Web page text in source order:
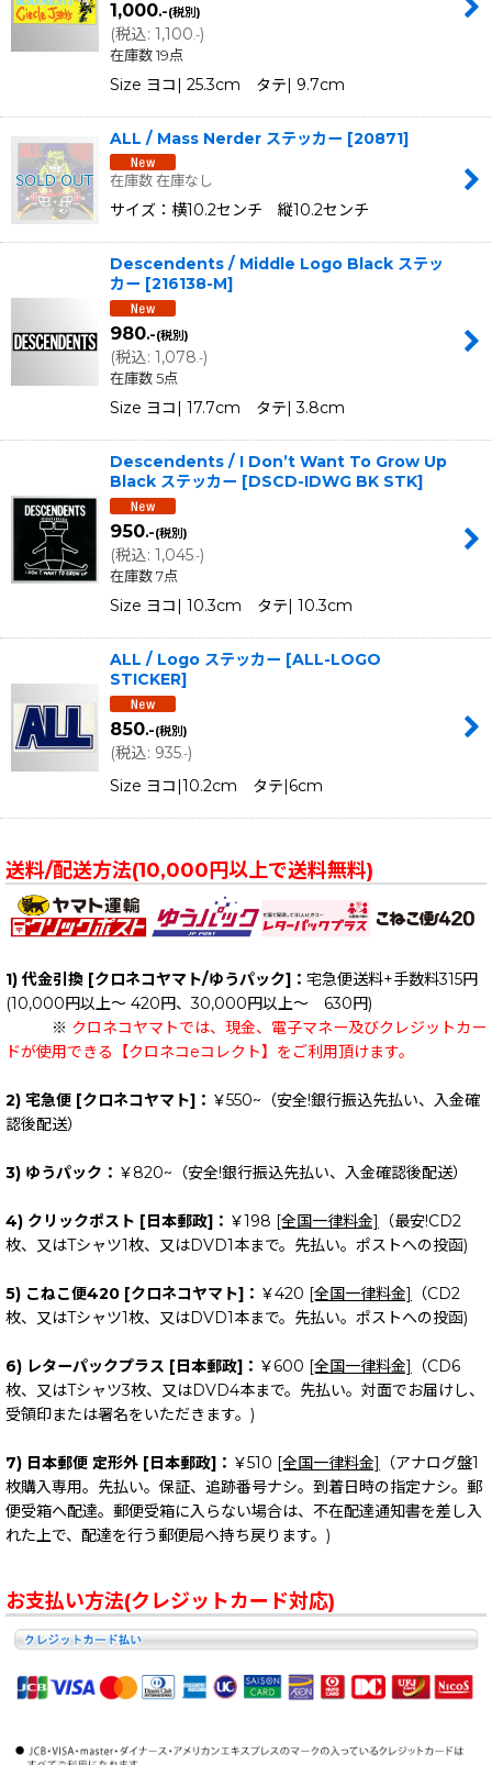
1,000.-(税別)
(税込: 1,100.-)
在庫数 19点
Size ヨコ| 25.3cm タテ| 9.7cm
ALL / Mass Nerder ステッカー [20871]
在庫数 在庫なし
サイズ：横10.2センチ 縦10.2センチ
Descendents / Middle Logo Black ステッ
カー [216138-M]
980.-(税別)
(税込: 1,078.-)
在庫数 5点
Size ヨコ| 17.7cm タテ| 3.8cm
Descendents / I Don’t Want To Grow Up
Black ステッカー [DSCD-IDWG BK STK]
950.-(税別)
(税込: 1,045.-)
在庫数 7点
Size ヨコ| 10.3cm タテ| 10.3cm
ALL / Logo ステッカー [ALL-LOGO
STICKER]
850.-(税別)
(税込: 935.-)
Size ヨコ|10.2cm タテ|6cm
送料/配送方法(10,000円以上で送料無料)
1) 代金引換 [クロネコヤマト/ゆうパック]： 宅急便送料+手数料315円
(10,000円以上～ 420円、30,000円以上～ 630円)
※ クロネコヤマトでは、現金、電子マネー及びクレジットカー
ドが使用できる【クロネコeコレクト】をご利用頂けます。
2) 宅急便 [クロネコヤマト]： ￥550~（安全!銀行振込先払い、入金確
認後配送）
3) ゆうパック： ￥820~（安全!銀行振込先払い、入金確認後配送）
4) クリックポスト [日本郵政]： ￥198 [全国一律料金]
（最安!CD2
枚、又はTシャツ1枚、又はDVD1本まで。先払い。ポストへの投函)
5) こねこ便420 [クロネコヤマト]： ￥420 [全国一律料金]
（CD2
枚、又はTシャツ1枚、又はDVD1本まで。先払い。ポストへの投函)
6) レターパックプラス [日本郵政]： ￥600 [全国一律料金]
（CD6
枚、又はTシャツ3枚、又はDVD4本まで。先払い。対面でお届けし、
受領印または署名をいただきます。)
7) 日本郵便 定形外 [日本郵政]： ￥510 [全国一律料金]
（アナログ盤1
枚購入専用。先払い。保証、追跡番号ナシ。到着日時の指定ナシ。郵
便受箱へ配達。郵便受箱に入らない場合は、不在配達通知書を差し入
れた上で、配達を行う郵便局へ持ち戻ります。)
お支払い方法(クレジットカード対応)